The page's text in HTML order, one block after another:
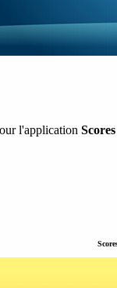
l'application